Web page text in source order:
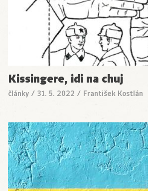
Kissingere, idi na chuj
články / 31. 5. 2022 / František Kostlán